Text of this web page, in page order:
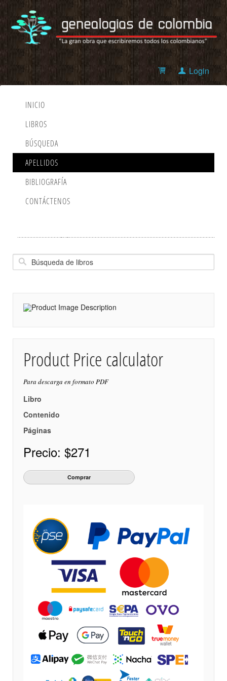
Login
INICIO
LIBROS
BÚSQUEDA
APELLIDOS
BIBLIOGRAFÍA
CONTÁCTENOS
Product Price calculator
Para descarga en formato PDF
Libro
Contenido
Páginas
Precio: $271